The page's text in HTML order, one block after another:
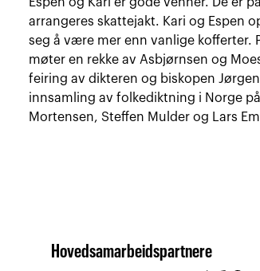
arrangeres skattejakt. Kari og Espen
seg å være mer enn vanlige kofferter.
møter en rekke av Asbjørnsen og
feiring av dikteren og biskopen
innsamling av folkediktning i Norge
Mortensen, Steffen Mulder og Lars
Hovedsamarbeidspartnere